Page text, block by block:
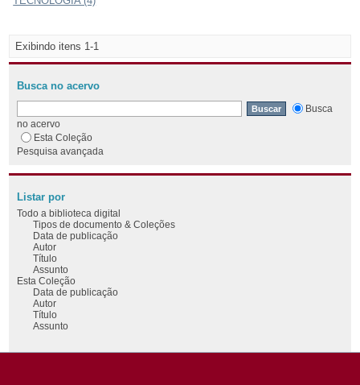
Exibindo itens 1-1
Busca no acervo
Busca
no acervo
Esta Coleção
Pesquisa avançada
Listar por
Todo a biblioteca digital
Tipos de documento & Coleções
Data de publicação
Autor
Título
Assunto
Esta Coleção
Data de publicação
Autor
Título
Assunto